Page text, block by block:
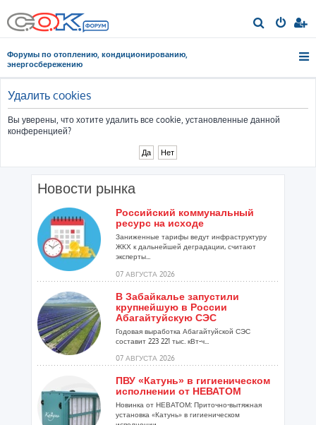
о
Форумы по отоплению, кондиционированию,
энергосбережению
Удалить cookies
Вы уверены, что хотите удалить все cookie, установленные данной
конференцией?
Новости рынка
Российский коммунальный
ресурс на исходе
Заниженные тарифы ведут инфраструктуру
ЖКХ к дальнейшей деградации, считают
эксперты...
07 АВГУСТА 2026
В Забайкалье запустили
крупнейшую в России
Абагайтуйскую СЭС
Годовая выработка Абагайтуйской СЭС
составит 223 221 тыс. кВт-ч...
07 АВГУСТА 2026
ПВУ «Катунь» в гигиеническом
исполнении от НЕВАТОМ
Новинка от НЕВАТОМ: Приточно-вытяжная
установка «Катунь» в гигиеническом